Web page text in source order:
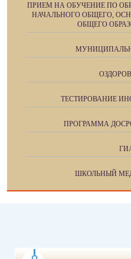
ПРИЕМ НА ОБУЧЕНИЕ ПО
НАЧАЛЬНОГО ОБЩЕГО,
ОБЩЕГО
ТЕСТИРОВАНИЕ
ПРОГРАММА
ШКОЛЬНЫЙ